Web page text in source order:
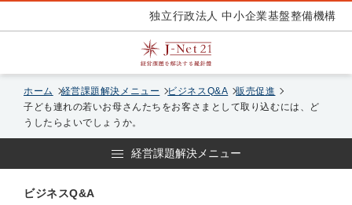
独立行政法人 中小企業基盤整備機構
ホーム 経営課題解決メニュー ビジネスQ&A
販売促進
子ども連れの若いお母さんたちをお客さまとして取り込むには、ど
うしたらよいでしょうか。
経営課題解決メニュー
ビジネスQ&A